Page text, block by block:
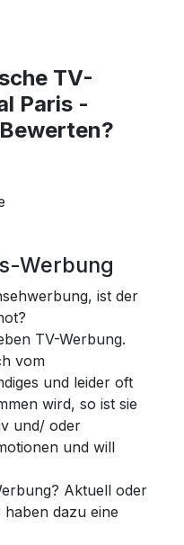
TV-
Paris -
Werbung
ist der
TV-Werbung.
vom
und leider oft
wird, so ist sie
und/ oder
und will
Aktuell oder
dazu eine